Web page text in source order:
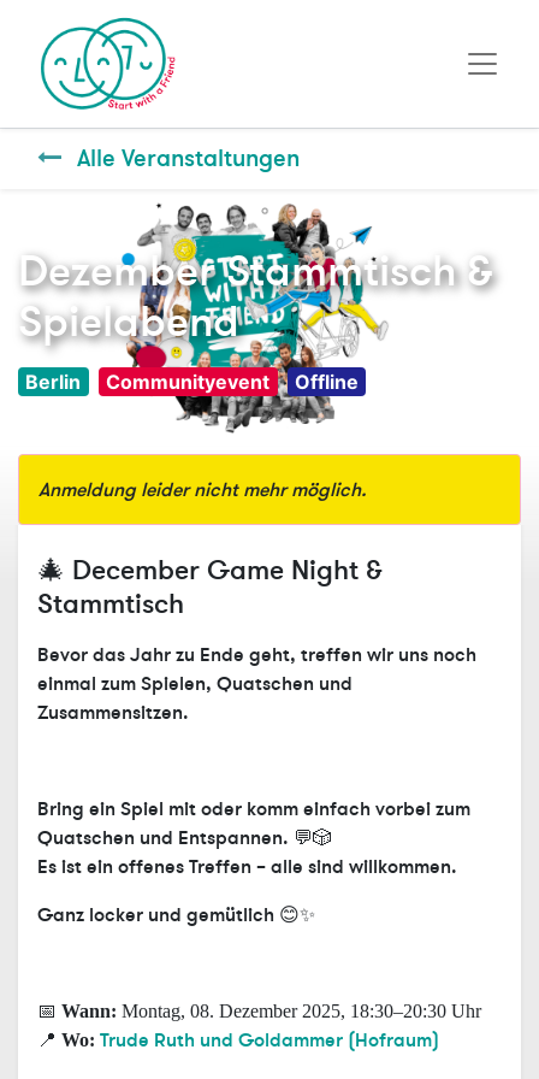
Alle Veranstaltungen
Dezember Stammtisch &
Spielabend
Berlin Communityevent Offline
Anmeldung leider nicht mehr möglich.
🎄 December Game Night &
Stammtisch
Bevor das Jahr zu Ende geht, treffen wir uns noch
einmal zum Spielen, Quatschen und
Zusammensitzen.
Bring ein Spiel mit oder komm einfach vorbei zum
Quatschen und Entspannen. 💬🎲
Es ist ein offenes Treffen –alle sind willkommen.
Ganz locker und gemütlich 😊✨
📅 Wann: Montag, 08. Dezember 2025, 18:30–20:30 Uhr
📍 Wo: Trude Ruth und Goldammer (Hofraum)